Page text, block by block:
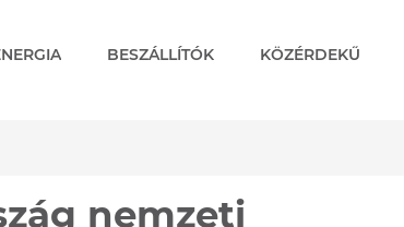
BESZÁLLÍTÓK KÖZÉRDEKŰ
nemzeti érdeke
nemzeti